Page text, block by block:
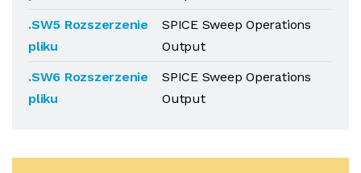
.SW5 Rozszerzenie
pliku
SPICE Sweep Operations
Output
.SW6 Rozszerzenie
pliku
SPICE Sweep Operations
Output